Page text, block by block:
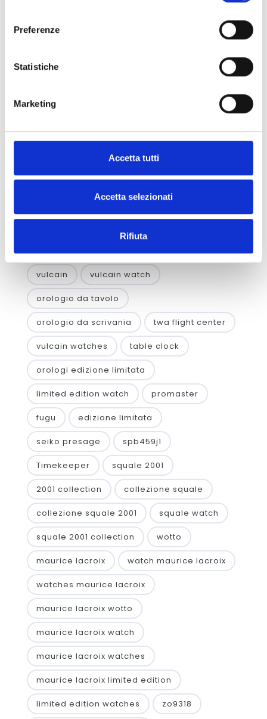
Preferenze
Statistiche
Marketing
Accetta tutti
Accetta selezionati
Rifiuta
phenix
citizen watch
frederique constant
frederique constant watch
orologi frederique constant
zrc securicode zrc watches
classic worldtimer manufacture
vulcain vulcain watch
orologio da tavolo
orologio da scrivania twa flight center
vulcain watches table clock
orologi edizione limitata
limited edition watch promaster
fugu edizione limitata
seiko presage spb459j1
Timekeeper squale 2001
2001 collection collezione squale
collezione squale 2001 squale watch
squale 2001 collection wotto
maurice lacroix watch maurice lacroix
watches maurice lacroix
maurice lacroix wotto
maurice lacroix watch
maurice lacroix watches
maurice lacroix limited edition
limited edition watches zo9318